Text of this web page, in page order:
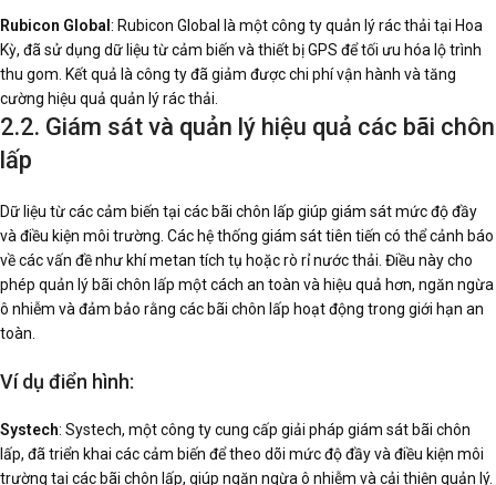
Rubicon Global : Rubicon Global là một công ty quản lý rác thải tại Hoa
Kỳ, đã sử dụng dữ liệu từ cảm biến và thiết bị GPS để tối ưu hóa lộ trình
thu gom. Kết quả là công ty đã giảm được chi phí vận hành và tăng
cường hiệu quả quản lý rác thải.
2.2. Giám sát và quản lý hiệu quả các bãi chôn
lấp
Dữ liệu từ các cảm biến tại các bãi chôn lấp giúp giám sát mức độ đầy
và điều kiện môi trường. Các hệ thống giám sát tiên tiến có thể cảnh báo
về các vấn đề như khí metan tích tụ hoặc rò rỉ nước thải. Điều này cho
phép quản lý bãi chôn lấp một cách an toàn và hiệu quả hơn, ngăn ngừa
ô nhiễm và đảm bảo rằng các bãi chôn lấp hoạt động trong giới hạn an
toàn.
Ví dụ điển hình:
Systech: Systech, một công ty cung cấp giải pháp giám sát bãi chôn
lấp, đã triển khai các cảm biến để theo dõi mức độ đầy và điều kiện môi
trường tại các bãi chôn lấp, giúp ngăn ngừa ô nhiễm và cải thiện quản lý.